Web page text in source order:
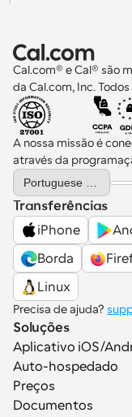
Cal.com® e Cal® são
da Cal.com, Inc.
A nossa missão é
através da
Select Language
Transferências
iPhone
Borda
Linux
Precisa de ajuda?
Soluções
Aplicativo iOS/
Auto-hospedado
Preços
Documentos